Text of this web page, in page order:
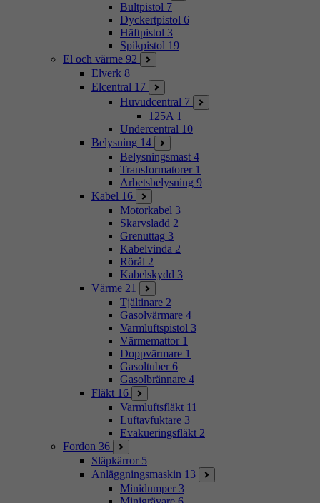
Bultpistol 7
Dyckertpistol 6
Häftpistol 3
Spikpistol 19
El och värme 92
Elverk 8
Elcentral 17
Huvudcentral 7
125A 1
Undercentral 10
Belysning 14
Belysningsmast 4
Transformatorer 1
Arbetsbelysning 9
Kabel 16
Motorkabel 3
Skarvsladd 2
Grenuttag 3
Kabelvinda 2
Rörål 2
Kabelskydd 3
Värme 21
Tjältinare 2
Gasolvärmare 4
Varmluftspistol 3
Värmemattor 1
Doppvärmare 1
Gasoltuber 6
Gasolbrännare 4
Fläkt 16
Varmluftsfläkt 11
Luftavfuktare 3
Evakueringsfläkt 2
Fordon 36
Släpkärror 5
Anläggningsmaskin 13
Minidumper 3